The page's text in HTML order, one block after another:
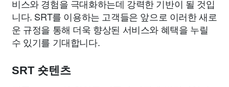
비스와 경험을 극대화하는데 강력한 기반이 될 것입
니다. SRT를 이용하는 고객들은 앞으로 이러한 새로
운 규정을 통해 더욱 향상된 서비스와 혜택을 누릴
수 있기를 기대합니다.
SRT 숏텐츠